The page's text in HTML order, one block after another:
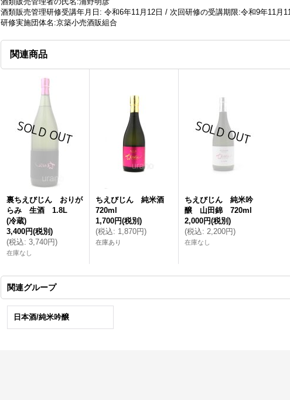
酒類販売管理研修受講年月日: 令和6年11月12日 / 次回研修の受講期限:令和9年11月
研修実施団体名:京築小売酒販組合
関連商品
裏ちえびじん おりが
らみ 生酒 1.8L
(冷蔵)
3,400円(税別)
(税込: 3,740円)
在庫なし
ちえびじん 純米酒
720ml
1,700円(税別)
(税込: 1,870円)
在庫あり
ちえびじん 純米吟
醸 山田錦 720ml
2,000円(税別)
(税込: 2,200円)
在庫なし
関連グループ
日本酒/純米吟醸